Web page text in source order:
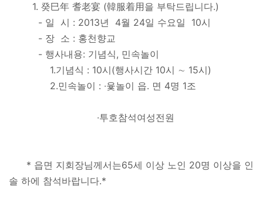
1. 癸巳年 耆老宴 (韓服着用을 부탁드립니다.)
- 일 시 : 2013년 4월 24일 수요일 10시
- 장 소 : 홍천향교
- 행사내용: 기념식, 민속놀이
1.기념식 : 10시(행사시간 10시 ∼ 15시)
2.민속놀이 : ∙윷놀이 읍. 면 4명 1조
∙투호참석여성전원
* 읍면 지회장님께서는65세 이상 노인 20명 이상을 인
솔 하에 참석바랍니다.*